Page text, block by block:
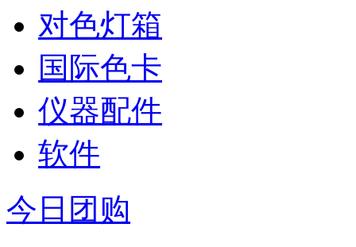
对色灯箱
国际色卡
仪器配件
软件
今日团购